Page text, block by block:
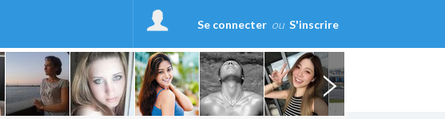
Se connecter ou S'inscrire